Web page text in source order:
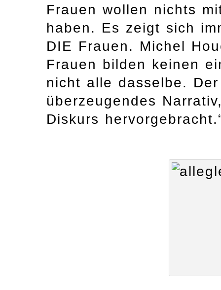
Frauen wollen nichts
haben. Es zeigt sich
DIE Frauen. Michel
Frauen bilden keinen
nicht alle dasselbe.
überzeugendes
Diskurs